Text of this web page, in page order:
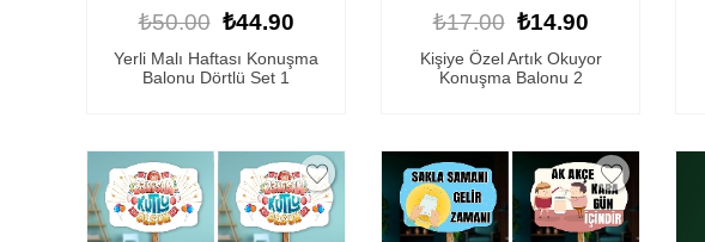
₺50.00 ₺44.90
Yerli Malı Haftası Konuşma
Balonu Dörtlü Set 1
₺17.00 ₺14.90
Kişiye Özel Artık Okuyor
Konuşma Balonu 2